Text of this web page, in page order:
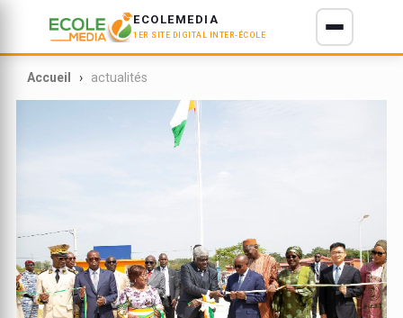
ECOLEMEDIA
1ER SITE DIGITAL INTER-ÉCOLE
Accueil actualités